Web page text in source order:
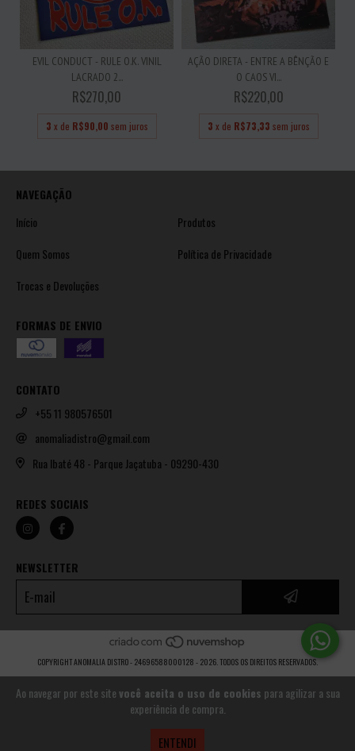
Ao navegar por este sitevocê aceita o uso de cookies para agilizar a sua
experiência de compra.
ENTENDI
EVIL CONDUCT - RULE O.K. VINIL
LACRADO 2...
R$270,00
3 x de R$90,00 sem juros
AÇÃO DIRETA - ENTRE A BÊNÇÃO E
O CAOS VI...
R$220,00
3 x de R$73,33 sem juros
NAVEGAÇÃO
Início
Produtos
Quem Somos
Política de Privacidade
Trocas e Devoluções
FORMAS DE ENVIO
CONTATO
+55 11 980576501
anomaliadistro@gmail.com
Rua Ibaté 48 - Parque Jaçatuba - 09290-430
REDES SOCIAIS
NEWSLETTER
COPYRIGHT ANOMALIA DISTRO - 24696588000128 - 2026. TODOS OS DIREITOS RESERVADOS.